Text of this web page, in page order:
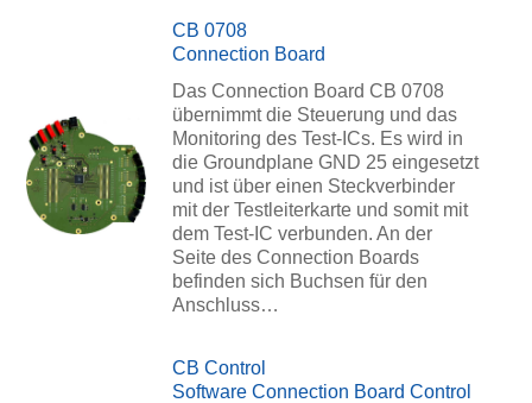
CB 0708
Connection Board
Das Connection Board CB 0708
übernimmt die Steuerung und das
Monitoring des Test-ICs. Es wird in
die Groundplane GND 25 eingesetzt
und ist über einen Steckverbinder
mit der Testleiterkarte und somit mit
dem Test-IC verbunden. An der
Seite des Connection Boards
befinden sich Buchsen für den
Anschluss…
CB Control
Software Connection Board Control